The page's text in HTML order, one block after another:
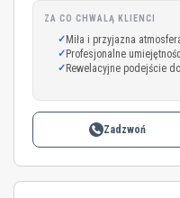
ZA CO CHWALĄ KLIENCI
Miła i przyjazna
Profesjonalne
Rewelacyjne podejście
Zadzwoń